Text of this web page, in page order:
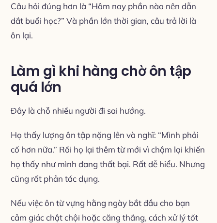
Câu hỏi đúng hơn là “Hôm nay phần nào nên dẫn
dắt buổi học?” Và phần lớn thời gian, câu trả lời là
ôn lại.
Làm gì khi hàng chờ ôn tập
quá lớn
Đây là chỗ nhiều người đi sai hướng.
Họ thấy lượng ôn tập nặng lên và nghĩ: “Mình phải
cố hơn nữa.” Rồi họ lại thêm từ mới vì chậm lại khiến
họ thấy như mình đang thất bại. Rất dễ hiểu. Nhưng
cũng rất phản tác dụng.
Nếu việc ôn từ vựng hằng ngày bắt đầu cho bạn
cảm giác chật chội hoặc căng thẳng, cách xử lý tốt